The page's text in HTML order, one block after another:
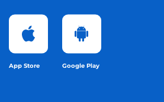
App Store Google Play